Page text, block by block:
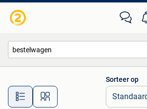
Alle afstanden…
Sorteer op